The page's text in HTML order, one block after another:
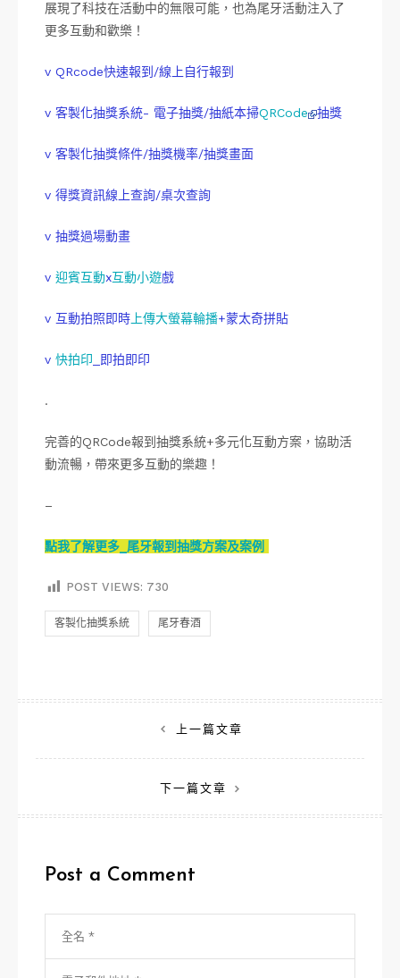
展現了科技在活動中的無限可能，也為尾牙活動注入了
更多互動和歡樂！
v QRcode快速報到/線上自行報到
v 客製化抽獎系統- 電子抽獎/抽紙本掃QRCode 抽獎
v 客製化抽獎條件/抽獎機率/抽獎畫面
v 得獎資訊線上查詢/桌次查詢
v 抽獎過場動畫
v 迎賓互動x互動小遊戲
v 互動拍照即時 上傳大螢幕輪播+蒙太奇拼貼
v 快拍印 _即拍即印
.
完善的QRCode報到抽獎系統+多元化互動方案，協助活
動流暢，帶來更多互動的樂趣！
–
點我了解更多_尾牙報到抽獎方案及案例
POST VIEWS: 730
客製化抽獎系統 尾牙春酒
章
上一篇文章
下一篇文章
Post a Comment